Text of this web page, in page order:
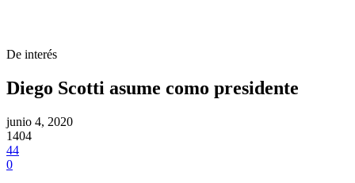
De interés
Diego Scotti asume como presidente
junio 4, 2020
1404
44
0